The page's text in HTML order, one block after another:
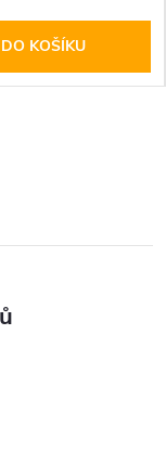
DO KOŠÍKU